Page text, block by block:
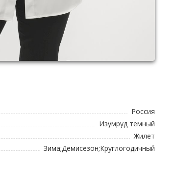
Россия
Изумруд темный
Жилет
Зима;Демисезон;Круглогодичный